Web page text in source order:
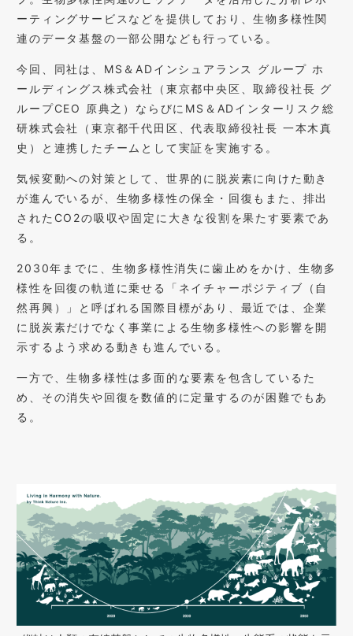
ーティングサービスなどを提供しており、生物多様性関
連のデータ基盤の一部公開なども行っている。
今回、同社は、MS＆ADインシュアランス グループ ホ
ールディングス株式会社（東京都中央区、取締役社長 グ
ループCEO 原典之）ならびにMS＆ADインターリスク総
研株式会社（東京都千代田区、代表取締役社長 一本木真
史）と連携したチームとして実証を実施する。
気候変動への対策として、世界的に脱炭素に向けた動き
が進んでいるが、生物多様性の保全・回復もまた、排出
されたCO2の吸収や固定に大きな役割を果たす要素であ
る。
2030年までに、生物多様性消失に歯止めをかけ、生物多
様性を回復の軌道に乗せる「ネイチャーポジティブ（自
然再興）」と呼ばれる国際目標があり、最近では、企業
に脱炭素だけでなく事業による生物多様性への影響を開
示するよう求める動きも進んでいる。
一方で、生物多様性は多面的な要素を包含しているた
め、その消失や回復を数値的に定量するのが困難でもあ
る。